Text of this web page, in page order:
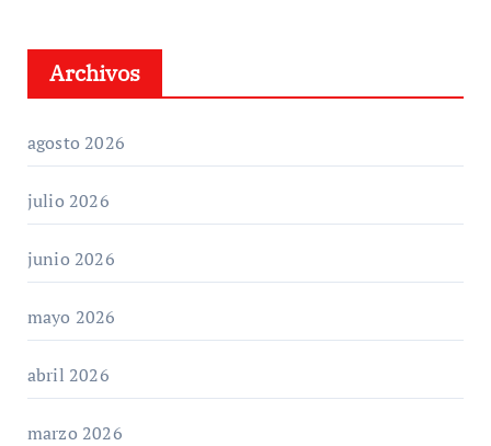
Archivos
agosto 2026
julio 2026
junio 2026
mayo 2026
abril 2026
marzo 2026